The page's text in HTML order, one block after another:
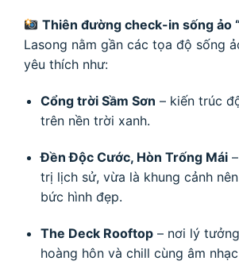
Thiên đường check-in sống ảo
Lasong nằm gần các tọa độ sống
yêu thích như:
Cổng trời Sầm Sơn – kiến trúc
trên nền trời xanh.
Đền Độc Cước, Hòn Trống Mái–
trị lịch sử, vừa là khung cảnh
bức hình đẹp.
The Deck Rooftop– nơi lý
hoàng hôn và chill cùng âm